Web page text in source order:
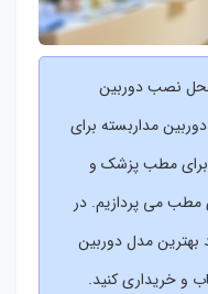
نصب دوربین
مداربسته برای
مطب پزشک و
مطب می پردازیم. در
بهترین مدل دوربین
و خریداری کنید.